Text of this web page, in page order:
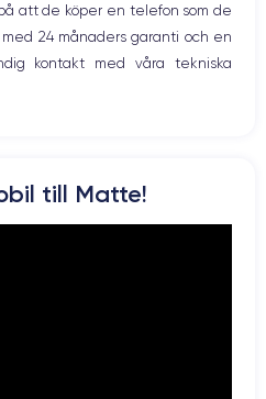
Oui, 20W
Type de SIM
de ce smartphone,
att de köper en telefon som de
24 månaders garanti och en
kontakt med våra tekniska
till Matte!